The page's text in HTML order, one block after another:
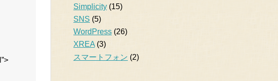
Simplicity (15)
SNS (5)
WordPress (26)
XREA (3)
スマートフォン (2)